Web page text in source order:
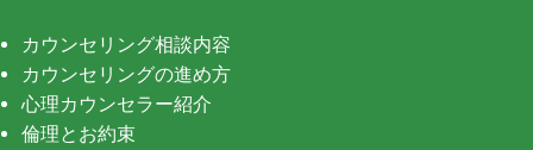
カウンセリング相談内容
カウンセリングの進め方
心理カウンセラー紹介
倫理とお約束